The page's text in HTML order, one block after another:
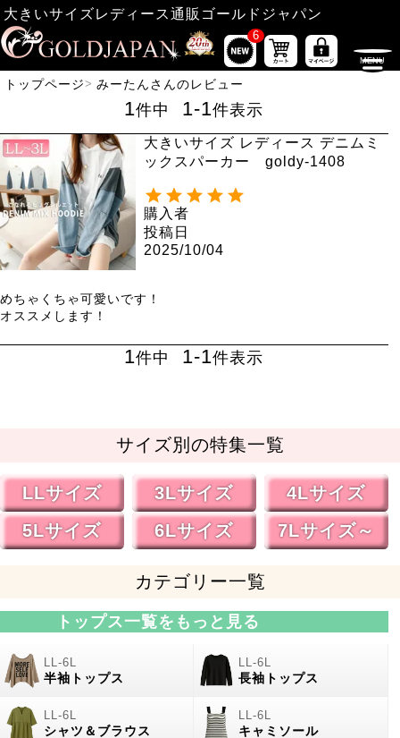
大きいサイズレディース通販ゴールドジャパン
6
トップページ みーたんさんのレビュー
1件中 1-1件表示
大きいサイズ レディース デニムミ
ックスパーカー goldy-1408
購入者
投稿日
2025/10/04
めちゃくちゃ可愛いです！
オススメします！
1件中 1-1件表示
サイズ別の特集一覧
LLサイズ 3Lサイズ
4Lサイズ
5Lサイズ
6Lサイズ 7Lサイズ～
カテゴリー一覧
トップス一覧をもっと見る
半袖トップス 長袖トップス
シャツ＆ブラウス キャミソール